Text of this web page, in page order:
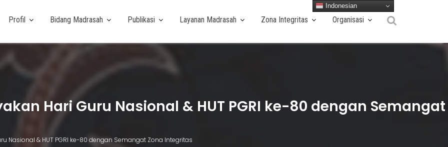
Profil Bidang Madrasah Publikasi Layanan Madrasah Zona Integritas Organisasi
Hari Guru Nasional & HUT PGRI ke-80 dengan
Nasional & HUT PGRI ke-80 dengan Semangat Zona Integritas
Indonesian